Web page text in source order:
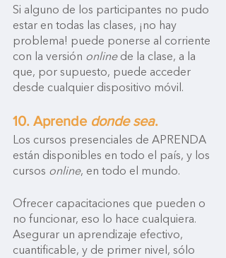
Si alguno de los participantes no pudo
estar en todas las clases, ¡no hay
problema! puede ponerse al corriente
con la versión online de la clase, a la
que, por supuesto, puede acceder
desde cualquier dispositivo móvil.
10. Aprende donde sea.
Los cursos presenciales de APRENDA
están disponibles en todo el país, y los
cursos online, en todo el mundo.
Ofrecer capacitaciones que pueden o
no funcionar, eso lo hace cualquiera.
Asegurar un aprendizaje efectivo,
cuantificable, y de primer nivel, sólo